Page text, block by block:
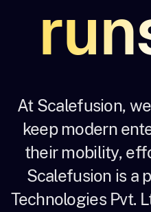
At Scalefusion,
keep modern
their mobility,
Scalefusion is a
Technologies Pvt.